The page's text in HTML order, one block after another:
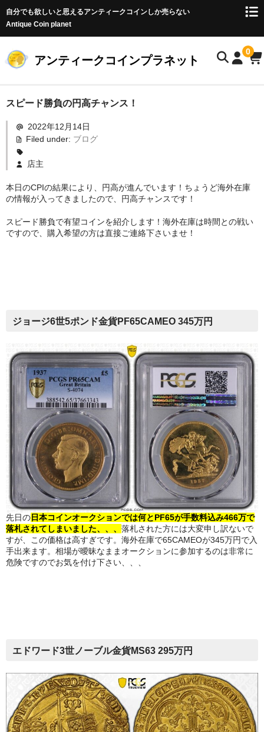
自分でも欲しいと思えるアンティークコインしか売らない
Antique Coin planet
アンティークコインプラネット
0
ホーム
商品一覧
オークション
店主のブログ
コイン初心者の方へ
ご注文の流れ
スピード勝負の円高チャンス！
2022年12月14日
Filed under: ブログ
店主
本日のCPIの結果により、円高が進んでいます！ちょうど海外在庫
の情報が入ってきましたので、円高チャンスです！
スピード勝負で有望コインを紹介します！海外在庫は時間との戦い
ですので、購入希望の方は直接ご連絡下さいませ！
ジョージ6世5ポンド金貨PF65CAMEO 345万円
先日の日本コインオークションでは何とPF65が手数料込み466万で
落札されてしまいました、、、 落札された方には大変申し訳ないで
すが、この価格は高すぎです。海外在庫で65CAMEOが345万円で入
手出来ます。相場が曖昧なままオークションに参加するのは非常に
危険ですのでお気を付け下さい、、、
エドワード3世ノーブル金貨MS63 295万円